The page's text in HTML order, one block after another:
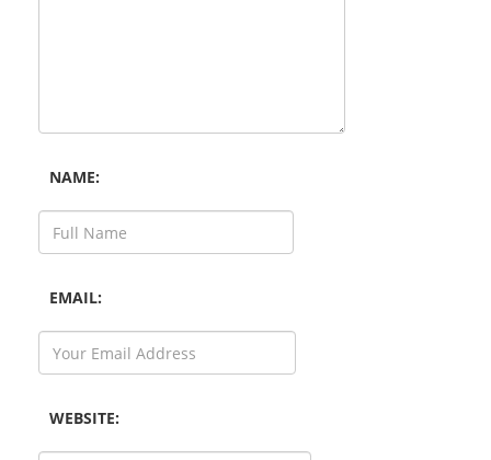
NAME:
EMAIL:
WEBSITE: